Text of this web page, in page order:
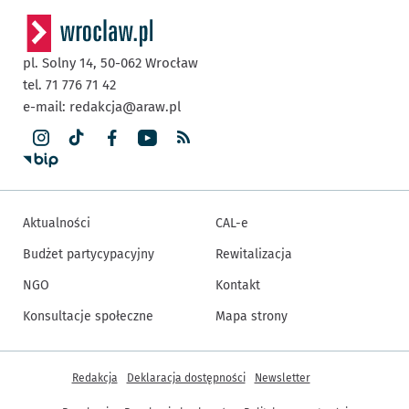
pl. Solny 14, 50-062 Wrocław
tel. 71 776 71 42
e-mail: redakcja@araw.pl
Aktualności
Budżet partycypacyjny
NGO
Konsultacje społeczne
CAL-e
Rewitalizacja
Kontakt
Mapa strony
Inne informacje
Redakcja Deklaracja dostępności Newsletter